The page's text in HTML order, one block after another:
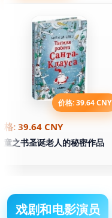
价格: 39.64 CNY
格: 39.64 CNY
童之书圣诞老人的秘密作品
戏剧和电影演员